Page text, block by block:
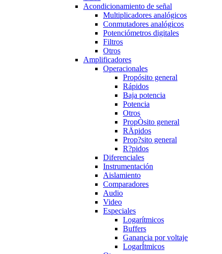
Acondicionamiento de señal
Multiplicadores analógicos
Conmutadores analógicos
Potenciómetros digitales
Filtros
Otros
Amplificadores
Operacionales
Propósito general
Rápidos
Baja potencia
Potencia
Otros
PropÒsito general
RÄpidos
Prop?sito general
R?pidos
Diferenciales
Instrumentación
Aislamiento
Comparadores
Audio
Video
Especiales
Logarítmicos
Buffers
Ganancia por voltaje
LogarÍtmicos